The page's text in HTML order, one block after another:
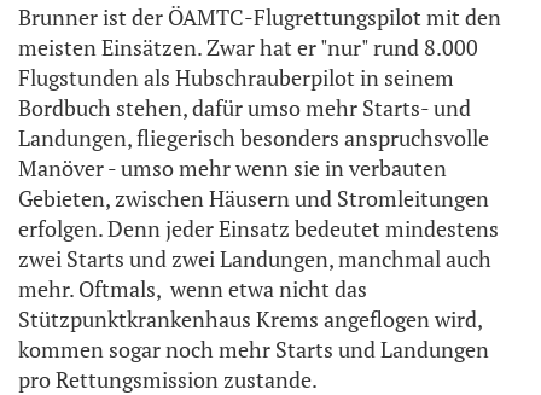
Brunner ist der ÖAMTC-Flugrettungspilot mit den
meisten Einsätzen. Zwar hat er "nur" rund 8.000
Flugstunden als Hubschrauberpilot in seinem
Bordbuch stehen, dafür umso mehr Starts- und
Landungen, fliegerisch besonders anspruchsvolle
Manöver - umso mehr wenn sie in verbauten
Gebieten, zwischen Häusern und Stromleitungen
erfolgen. Denn jeder Einsatz bedeutet mindestens
zwei Starts und zwei Landungen, manchmal auch
mehr. Oftmals, wenn etwa nicht das
Stützpunktkrankenhaus Krems angeflogen wird,
kommen sogar noch mehr Starts und Landungen
pro Rettungsmission zustande.